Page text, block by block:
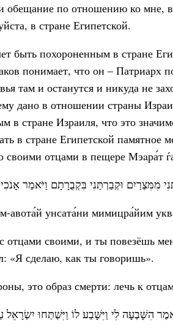
обещание по отношению ко мне,
в стране Египетской.
быть похороненным в стране
понимает, что он – Патриарх
там и останутся и никуда не
дано в отношении страны
в стране Израиля, что это
в стране Египетской
своими отцами в пещере Мэaра́т
מִמִּצְרַיִם וּקְבַרְתַּנִי בִּקְבֻרָתָם וַיֹּאמַר
авота́й унсата́ни мимицра́йим
отцами своими, и ты повезёшь
«Я сделаю, как ты говоришь».
это образ смерти: лечь к